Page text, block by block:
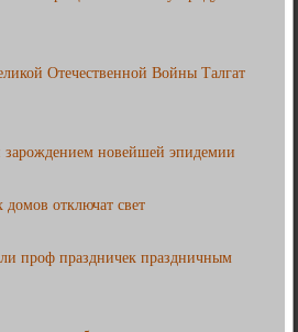
Отечественной Войны Талгат
зарождением новейшей эпидемии
домов отключат свет
проф праздничек праздничным